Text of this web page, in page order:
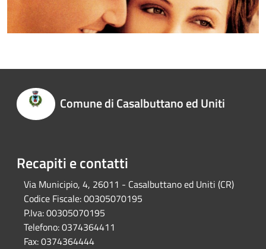
Comune di Casalbuttano ed Uniti
Recapiti e contatti
Via Municipio, 4, 26011 - Casalbuttano ed Uniti (CR)
Codice Fiscale:00305070195
P.Iva:00305070195
Telefono:0374364411
Fax:0374364444